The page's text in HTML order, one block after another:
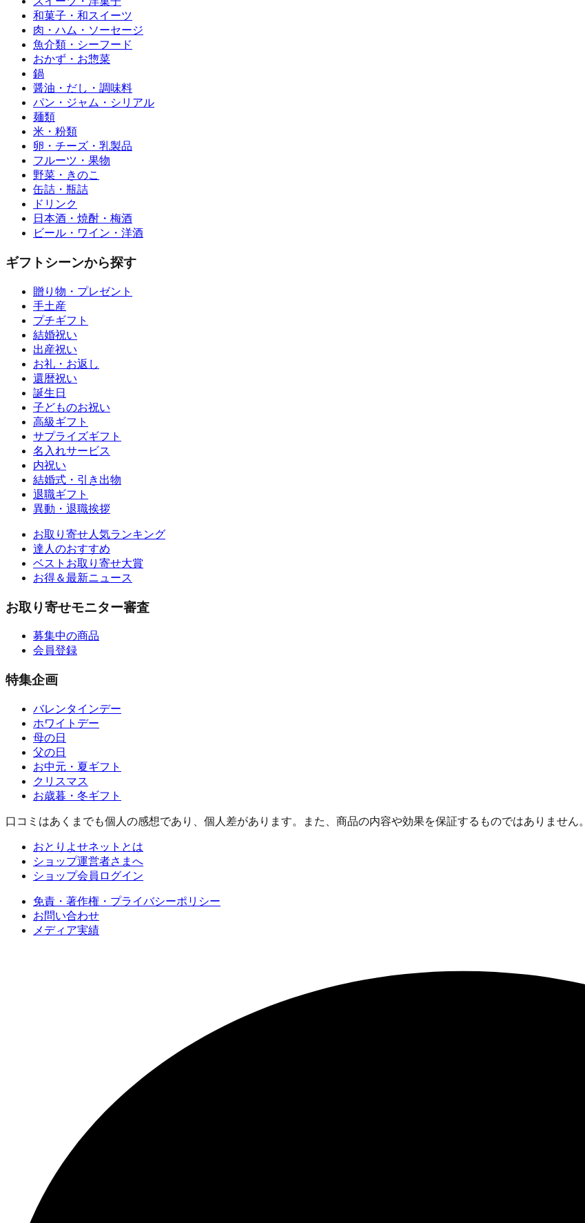
和菓子・和スイーツ
肉・ハム・ソーセージ
魚介類・シーフード
おかず・お惣菜
鍋
醤油・だし・調味料
パン・ジャム・シリアル
麺類
米・粉類
卵・チーズ・乳製品
フルーツ・果物
野菜・きのこ
缶詰・瓶詰
ドリンク
日本酒・焼酎・梅酒
ビール・ワイン・洋酒
ギフトシーンから探す
贈り物・プレゼント
手土産
プチギフト
結婚祝い
出産祝い
お礼・お返し
還暦祝い
誕生日
子どものお祝い
高級ギフト
サプライズギフト
名入れサービス
内祝い
結婚式・引き出物
退職ギフト
異動・退職挨拶
お取り寄せ人気ランキング
達人のおすすめ
ベストお取り寄せ大賞
お得＆最新ニュース
お取り寄せモニター審査
募集中の商品
会員登録
特集企画
バレンタインデー
ホワイトデー
母の日
父の日
お中元・夏ギフト
クリスマス
お歳暮・冬ギフト
口コミはあくまでも個人の感想であり、個人差があります。また、商品の内容や効果を保証するものではありません。
おとりよせネットとは
ショップ運営者さまへ
ショップ会員ログイン
免責・著作権・プライバシーポリシー
お問い合わせ
メディア実績